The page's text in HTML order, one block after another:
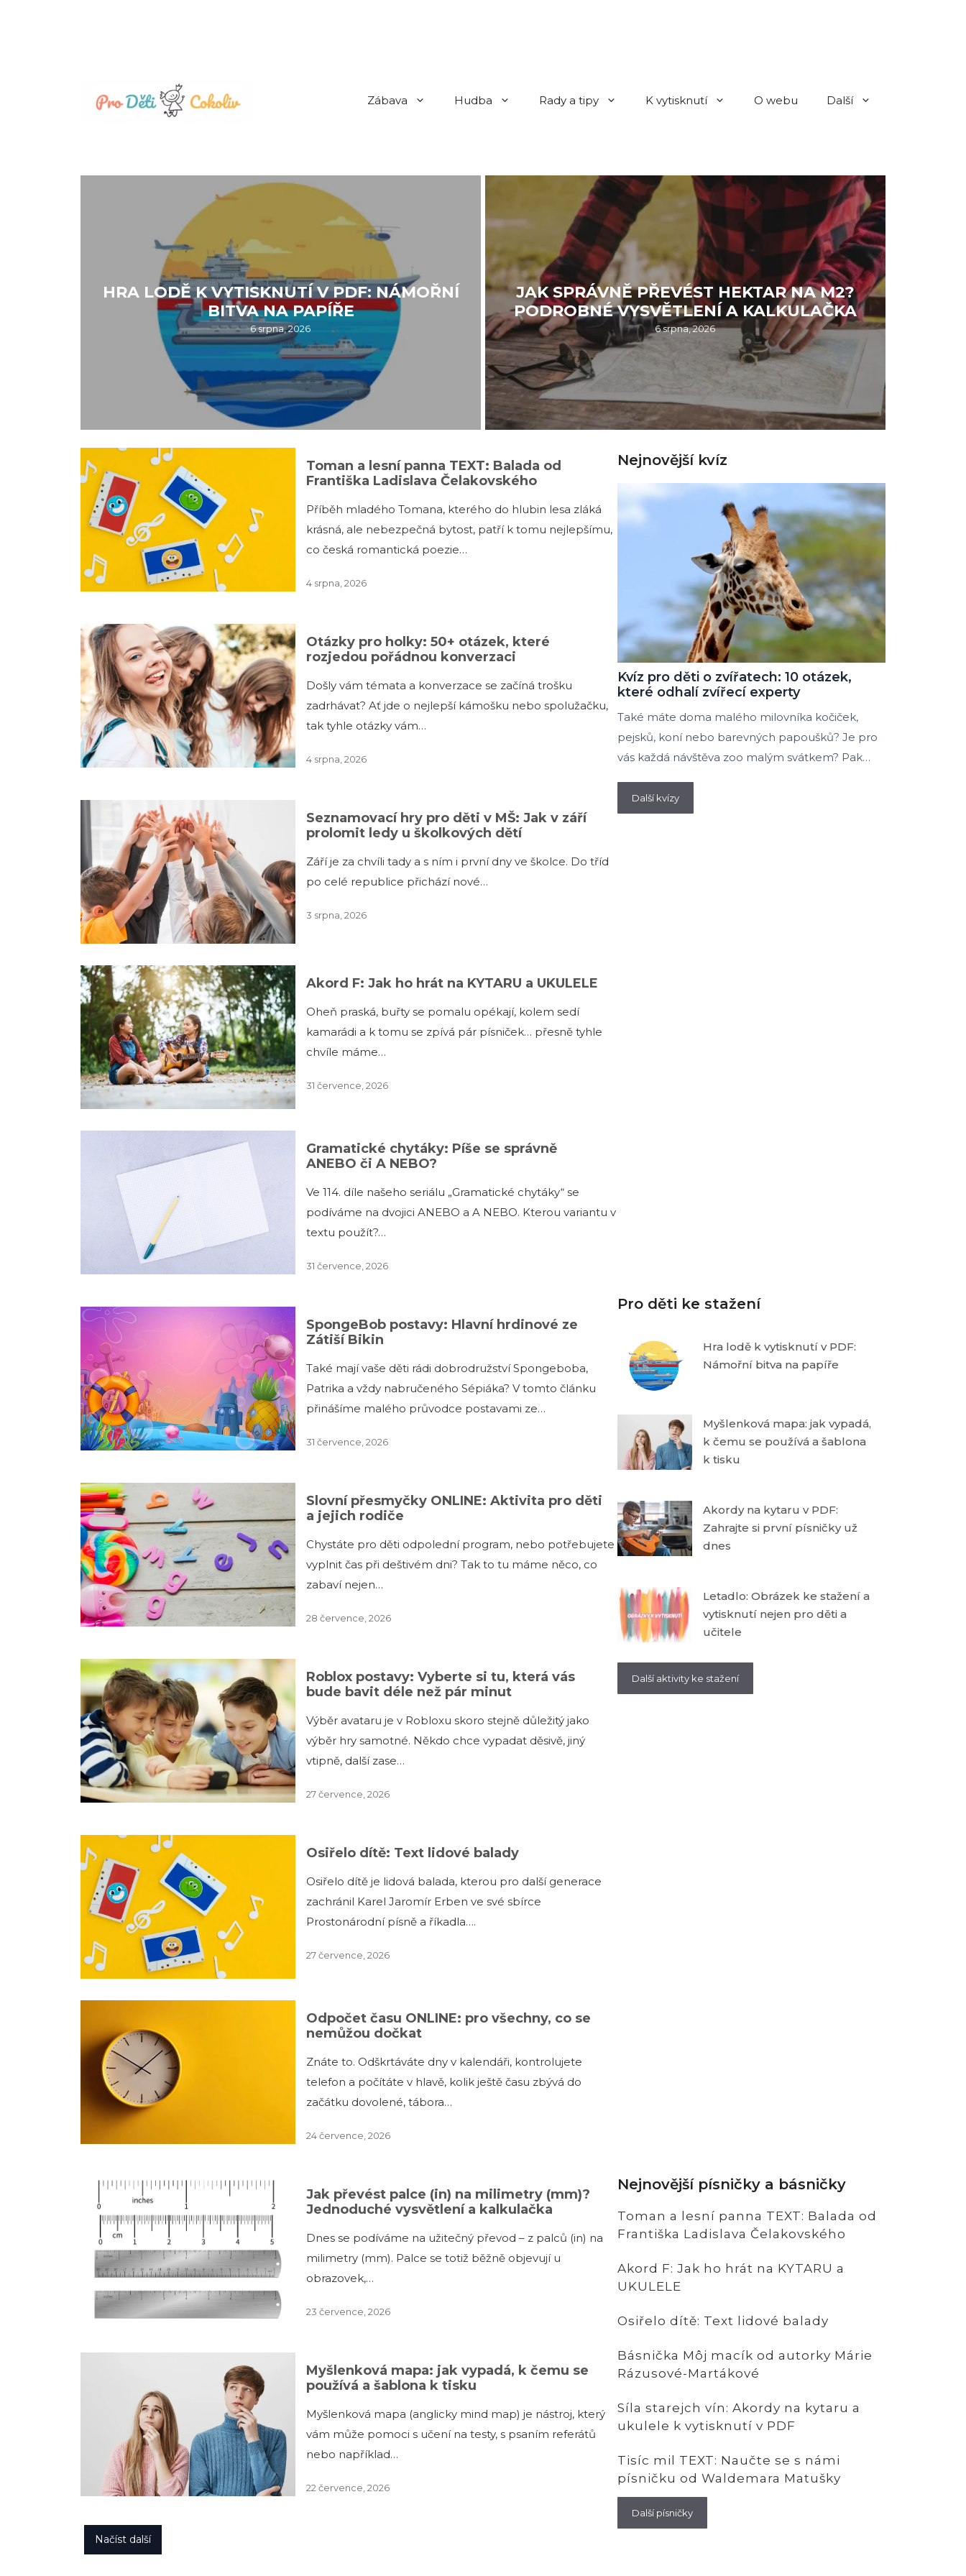
Zábava Hudba Rady a tipy K vytisknutí O webu Další
HRA LODĚ K VYTISKNUTÍ V PDF: NÁMOŘNÍ
BITVA NA PAPÍŘE
6 srpna, 2026
JAK SPRÁVNĚ PŘEVÉST HEKTAR NA M2?
PODROBNÉ VYSVĚTLENÍ A KALKULAČKA
6 srpna, 2026
Toman a lesní panna TEXT: Balada od
Františka Ladislava Čelakovského
Příběh mladého Tomana, kterého do hlubin lesa zláká
krásná, ale nebezpečná bytost, patří k tomu nejlepšímu,
co česká romantická poezie…
4 srpna, 2026
Otázky pro holky: 50+ otázek, které
rozjedou pořádnou konverzaci
Došly vám témata a konverzace se začíná trošku
zadrhávat? Ať jde o nejlepší kámošku nebo spolužačku,
tak tyhle otázky vám…
4 srpna, 2026
Seznamovací hry pro děti v MŠ: Jak v září
prolomit ledy u školkových dětí
Září je za chvíli tady a s ním i první dny ve školce. Do tříd
po celé republice přichází nové…
3 srpna, 2026
Akord F: Jak ho hrát na KYTARU a UKULELE
Oheň praská, buřty se pomalu opékají, kolem sedí
kamarádi a k tomu se zpívá pár písniček… přesně tyhle
chvíle máme…
31 července, 2026
Gramatické chytáky: Píše se správně
ANEBO či A NEBO?
Ve 114. díle našeho seriálu „Gramatické chytáky“ se
podíváme na dvojici ANEBO a A NEBO. Kterou variantu v
textu použít?…
31 července, 2026
SpongeBob postavy: Hlavní hrdinové ze
Zátiší Bikin
Také mají vaše děti rádi dobrodružství Spongeboba,
Patrika a vždy nabručeného Sépiáka? V tomto článku
přinášíme malého průvodce postavami ze…
31 července, 2026
Slovní přesmyčky ONLINE: Aktivita pro děti
a jejich rodiče
Chystáte pro děti odpolední program, nebo potřebujete
vyplnit čas při deštivém dni? Tak to tu máme něco, co
zabaví nejen…
28 července, 2026
Roblox postavy: Vyberte si tu, která vás
bude bavit déle než pár minut
Výběr avataru je v Robloxu skoro stejně důležitý jako
výběr hry samotné. Někdo chce vypadat děsivě, jiný
vtipně, další zase…
27 července, 2026
Osiřelo dítě: Text lidové balady
Osiřelo dítě je lidová balada, kterou pro další generace
zachránil Karel Jaromír Erben ve své sbírce
Prostonárodní písně a říkadla….
27 července, 2026
Odpočet času ONLINE: pro všechny, co se
nemůžou dočkat
Znáte to. Odškrtáváte dny v kalendáři, kontrolujete
telefon a počítáte v hlavě, kolik ještě času zbývá do
začátku dovolené, tábora…
24 července, 2026
Jak převést palce (in) na milimetry (mm)?
Jednoduché vysvětlení a kalkulačka
Dnes se podíváme na užitečný převod – z palců (in) na
milimetry (mm). Palce se totiž běžně objevují u
obrazovek,…
23 července, 2026
Myšlenková mapa: jak vypadá, k čemu se
používá a šablona k tisku
Myšlenková mapa (anglicky mind map) je nástroj, který
vám může pomoci s učení na testy, s psaním referátů
nebo například…
22 července, 2026
Načíst další
Nejnovější kvíz
Kvíz pro děti o zvířatech: 10 otázek,
které odhalí zvířecí experty
Také máte doma malého milovníka kočiček,
pejsků, koní nebo barevných papoušků? Je pro
vás každá návštěva zoo malým svátkem? Pak…
Další kvízy
Pro děti ke stažení
Hra lodě k vytisknutí v PDF:
Námořní bitva na papíře
Myšlenková mapa: jak vypadá,
k čemu se používá a šablona
k tisku
Akordy na kytaru v PDF:
Zahrajte si první písničky už
dnes
Letadlo: Obrázek ke stažení a
vytisknutí nejen pro děti a
učitele
Další aktivity ke stažení
Nejnovější písničky a básničky
Toman a lesní panna TEXT: Balada od
Františka Ladislava Čelakovského
Akord F: Jak ho hrát na KYTARU a
UKULELE
Osiřelo dítě: Text lidové balady
Básnička Môj macík od autorky Márie
Rázusové-Martákové
Síla starejch vín: Akordy na kytaru a
ukulele k vytisknutí v PDF
Tisíc mil TEXT: Naučte se s námi
písničku od Waldemara Matušky
Další písničky